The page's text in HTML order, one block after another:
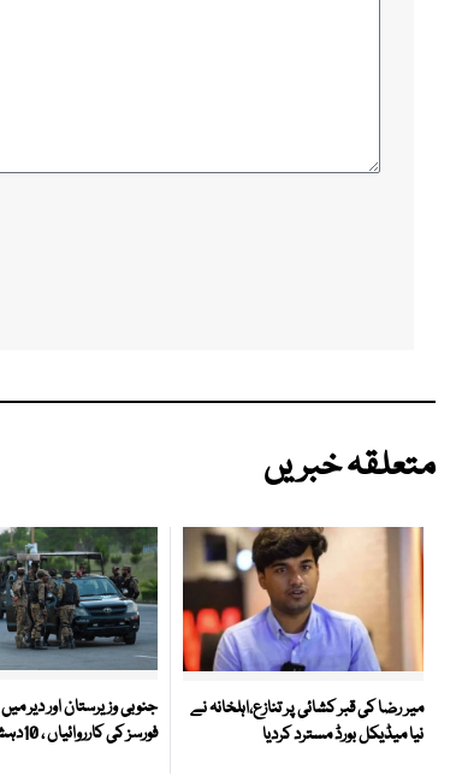
متعلقہ خبریں
میر رضا کی قبر کشائی پر تنازع،اہلخانہ نے
نیا میڈیکل بورڈ مسترد کردیا
جنوبی وزیرستان اور دیر
فورسز کی کارروائیاں ، 10دہشتگرد ہلاک